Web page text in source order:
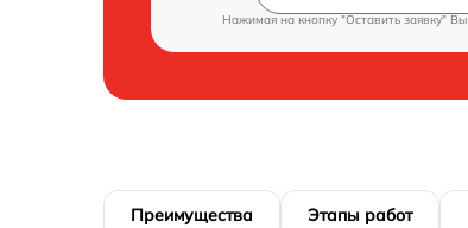
Нажимая на кнопку "Оставить заявку"
Преимущества Этапы работ